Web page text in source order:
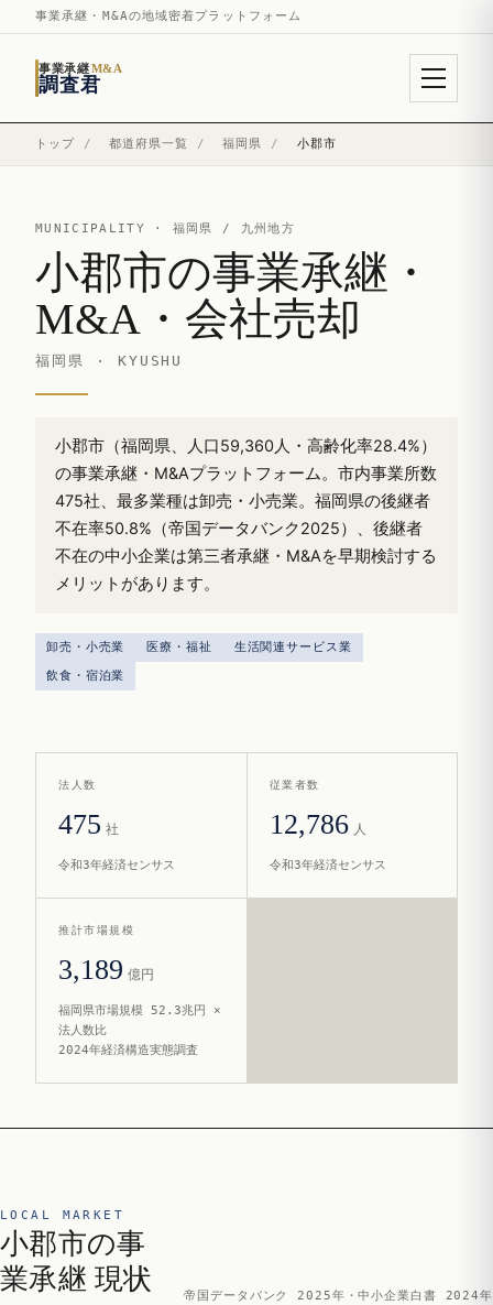
事業承継・M&Aの地域密着プラットフォーム
事業承継M&A
調査君
トップ / 都道府県一覧 / 福岡県 / 小郡市
MUNICIPALITY · 福岡県 / 九州地方
小郡市の事業承継・
M&A・会社売却
福岡県 · KYUSHU
小郡市（福岡県、人口59,360人・高齢化率28.4%）
の事業承継・M&Aプラットフォーム。市内事業所数
475社、最多業種は卸売・小売業。福岡県の後継者
不在率50.8%（帝国データバンク2025）、後継者
不在の中小企業は第三者承継・M&Aを早期検討する
メリットがあります。
卸売・小売業 医療・福祉
生活関連サービス業
飲食・宿泊業
法人数
475 社
令和3年経済センサス
従業者数
12,786 人
令和3年経済センサス
推計市場規模
3,189 億円
福岡県市場規模 52.3兆円 ×
法人数比
2024年経済構造実態調査
LOCAL MARKET
小郡市の事
業承継 現状
帝国データバンク 2025年・中小企業白書 2024年